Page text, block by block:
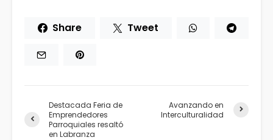
Share Tweet
Destacada Feria de
Emprendedores
Parroquiales resaltó
en Labranza
Avanzando en
Interculturalidad